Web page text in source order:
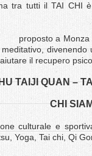
tra tutti il TAI CHI
proposto a
il recupero
TAIJI QUAN –
CHI
culturale e
Yoga, Tai chi, Qi